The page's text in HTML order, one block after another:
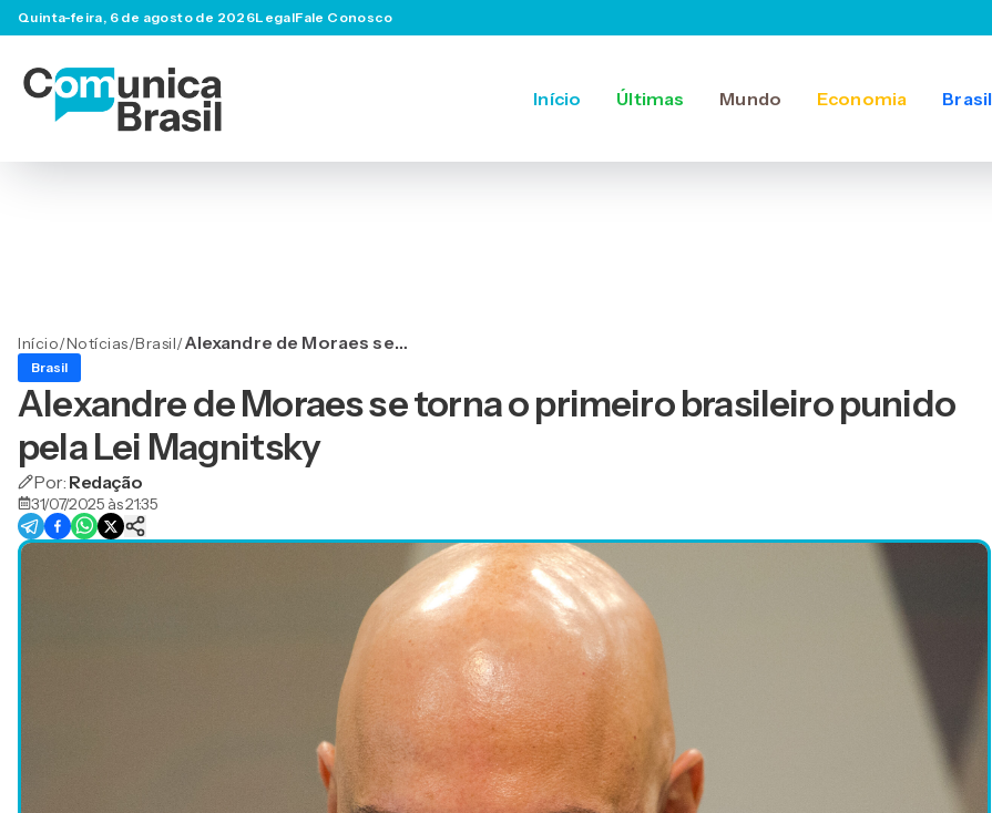
Quinta-feira, 6 de agosto de 2026LegalFale Conosco
Início Últimas Mundo Economia Brasil
Início/Notícias/Brasil/Alexandre de Moraes se
punido pela Lei Magnitsky
Brasil
Alexandre de Moraes se torna o primeiro brasileiro punido
pela Lei Magnitsky
Por: Redação
31/07/2025 às 21:35